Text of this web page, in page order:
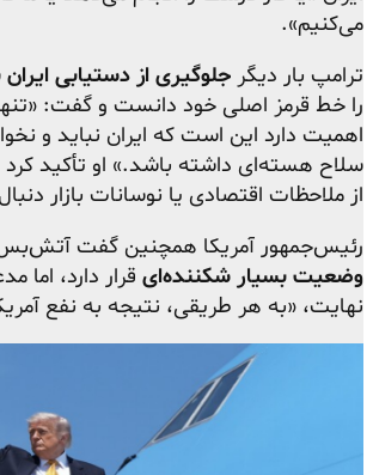
می‌کنیم».
ترامپ بار دیگر جلوگیری از دستیابی
را خط قرمز اصلی خود دانست و گفت:
اهمیت دارد این است که ایران نباید و
سلاح هسته‌ای داشته باشد.» او تأکید
از ملاحظات اقتصادی یا نوسانات بازار
رئیس‌جمهور آمریکا همچنین گفت
وضعیت بسیار شکننده‌ای قرار دارد، اما
نهایت، «به هر طریقی، نتیجه به نفع